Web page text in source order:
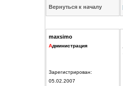
Вернуться к началу
maxsimo
Администрация
Зарегистрирован:
05.02.2007